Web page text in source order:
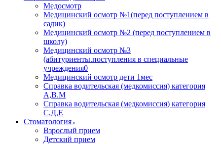
Медосмотр
Медицинский осмотр №1(перед поступлением в
садик)
Медицинский осмотр №2 (перед поступлением в
школу)
Медицинский осмотр №3
(абитуриенты.поступления в специальные
учреждения0
Медицинский осмотр дети 1мес
Справка водительская (медкомиссия) категория
А,В.М
Справка водительская (медкомиссия) категория
С,Д,Е
Стоматология
Взрослый прием
Детский прием